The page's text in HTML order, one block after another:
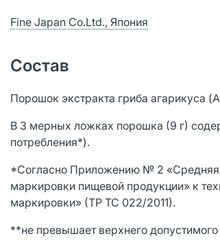
Fine Japan Co.Ltd., Япония
Состав
Порошок экстракта гриба агарикуса
В 3 мерных ложках порошка (9 г)
потребления*).
*Согласно Приложению № 2 «Средняя
маркировки пищевой продукции» к
маркировки» (ТР ТС 022/2011).
**не превышает верхнего